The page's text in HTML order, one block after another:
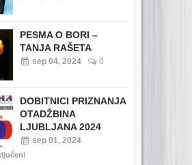
PESMA O BORI –
TANJA RAŠETA
sep 04, 2024 0
DOBITNICI PRIZNANJA
OTADŽBINA
LJUBLJANA 2024
sep 01, 2024